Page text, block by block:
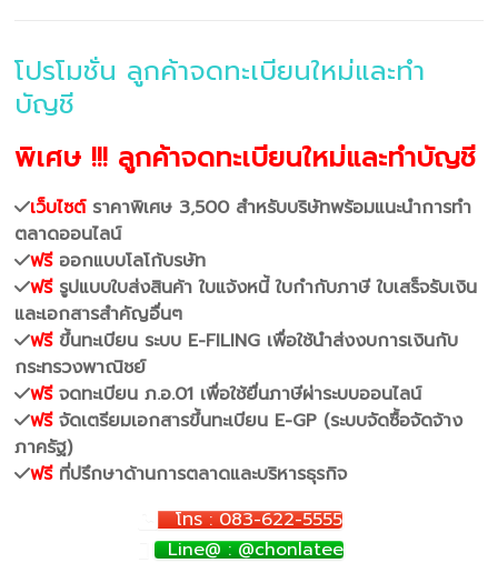
โปรโมชั่น ลูกค้าจดทะเบียนใหม่และทำ
บัญชี
พิเศษ !!! ลูกค้าจดทะเบียนใหม่และทำบัญชี
เว็บไซต์ราคาพิเศษ 3,500 สำหรับบริษัทพร้อมแนะนำการทำ
ตลาดออนไลน์
ฟรีออกแบบโลโก้บรษัท
ฟรีรูปแบบใบส่งสินค้า ใบแจ้งหนี้ ใบกำกับภาษี ใบเสร็จรับเงิน
และเอกสารสำคัญอื่นๆ
ฟรีขึ้นทะเบียน ระบบ E-FILING เพื่อใช้นำส่งงบการเงินกับ
กระทรวงพาณิชย์
ฟรีจดทะเบียน ภ.อ.01 เพื่อใช้ยื่นภาษีผ่าระบบออนไลน์
ฟรีจัดเตรียมเอกสารขึ้นทะเบียน E-GP (ระบบจัดซื้อจัดจ้าง
ภาครัฐ)
ฟรีที่ปรึกษาด้านการตลาดและบริหารธุรกิจ
โทร : 083-622-5555
Line@ : @chonlatee